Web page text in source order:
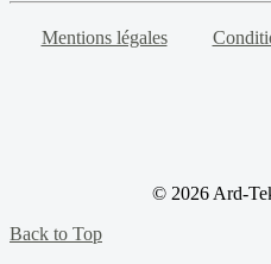
Mentions légales
© 2026 Ard-
Back to Top